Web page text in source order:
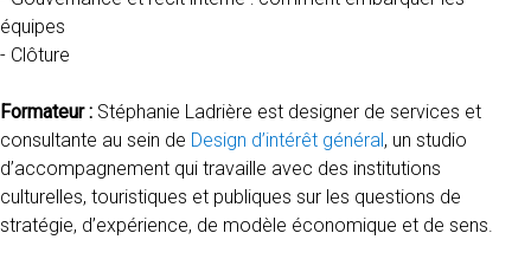
équipes
- Clôture
Formateur : Stéphanie Ladrière est designer de services et
consultante au sein de Design d’intérêt général, un studio
d’accompagnement qui travaille avec des institutions
culturelles, touristiques et publiques sur les questions de
stratégie, d’expérience, de modèle économique et de sens.